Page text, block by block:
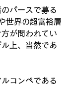
パースで募る
世界の超富裕層
が問われてい
上、当然であ
コンペである